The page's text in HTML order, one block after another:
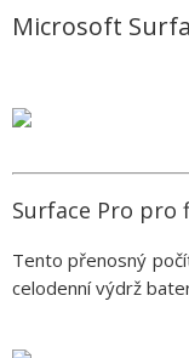
Microsoft
Surface Pro pro
Tento přenosný
celodenní výdrž